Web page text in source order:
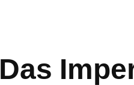
Das